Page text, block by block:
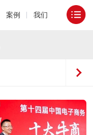
案例 我们